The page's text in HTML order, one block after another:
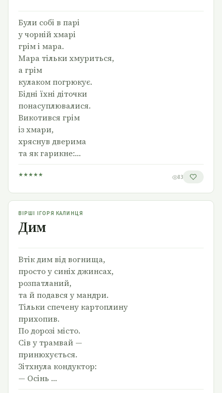
Були собі в парі
у чорній хмарі
грім і мара.
Мара тільки хмуриться,
а грім
кулаком погрюкує.
Бідні їхні діточки
понасуплювалися.
Викотився грім
із хмари,
хряснув дверима
та як гарикне:…
★★★★★ 83
Дим
ВІРШІ ІГОРЯ КАЛИНЦЯ
Дим
Втік дим від вогнища,
просто у синіх джинсах,
розпатланий,
та й подався у мандри.
Тільки спечену картоплину
прихопив.
По дорозі місто.
Сів у трамвай —
принюхується.
Зітхнула кондуктор:
— Осінь …